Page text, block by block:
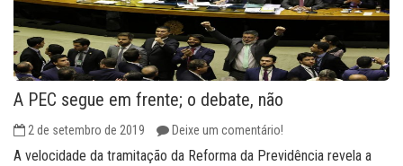
A PEC segue em frente; o debate, não
2 de setembro de 2019 Deixe um comentário!
A velocidade da tramitação da Reforma da Previdência revela a